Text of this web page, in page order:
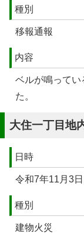
種別
移報通報
内容
ベルが鳴ってい
た。
大住一丁目地
日時
令和7年11月3
種別
建物火災